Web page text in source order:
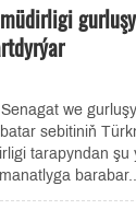
we
sebitiniň
tarapyndan şu
barabar...